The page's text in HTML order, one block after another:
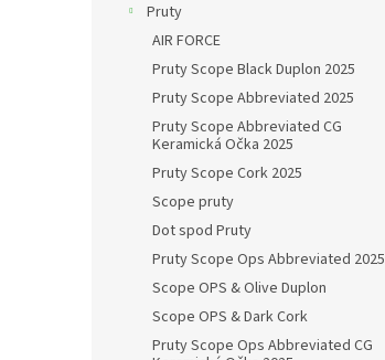
Pruty
AIR FORCE
Pruty Scope Black Duplon 2025
Pruty Scope Abbreviated 2025
Pruty Scope Abbreviated CG
Keramická Očka 2025
Pruty Scope Cork 2025
Scope pruty
Dot spod Pruty
Pruty Scope Ops Abbreviated 2025
Scope OPS & Olive Duplon
Scope OPS & Dark Cork
Pruty Scope Ops Abbreviated CG